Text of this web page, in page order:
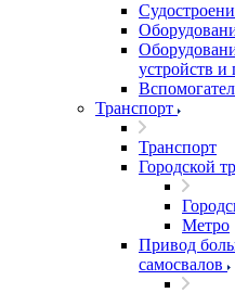
устройств и
Транспорт
Транспорт
Городской
Метро
Привод
самосвалов